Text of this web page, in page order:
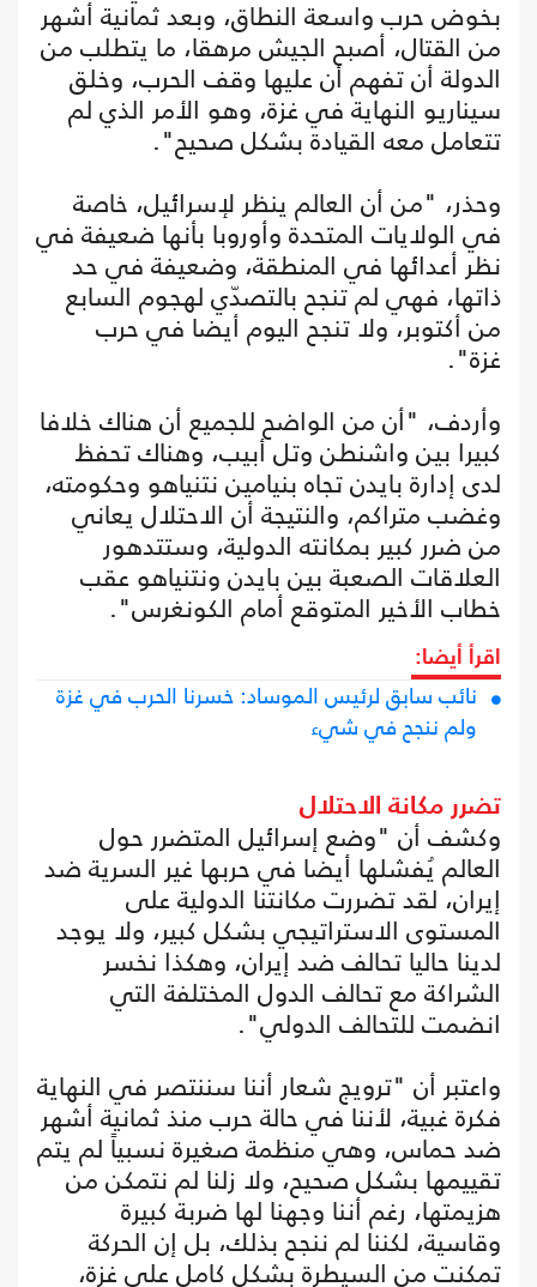
بخوض حرب واسعة النطاق، وبعد ثمانية أشهر
من القتال، أصبح الجيش مرهقا، ما يتطلب من
الدولة أن تفهم أن عليها وقف الحرب، وخلق
سيناريو النهاية في غزة، وهو الأمر الذي لم
تتعامل معه القيادة بشكل صحيح".
وحذر، "من أن العالم ينظر لإسرائيل، خاصة
في الولايات المتحدة وأوروبا بأنها ضعيفة في
نظر أعدائها في المنطقة، وضعيفة في حد
ذاتها، فهي لم تنجح بالتصدّي لهجوم السابع
من أكتوبر، ولا تنجح اليوم أيضا في حرب
غزة".
وأردف، "أن من الواضح للجميع أن هناك خلافا
كبيرا بين واشنطن وتل أبيب، وهناك تحفظ
لدى إدارة بايدن تجاه بنيامين نتنياهو وحكومته،
وغضب متراكم، والنتيجة أن الاحتلال يعاني
من ضرر كبير بمكانته الدولية، وستتدهور
العلاقات الصعبة بين بايدن ونتنياهو عقب
خطاب الأخير المتوقع أمام الكونغرس".
اقرأ أيضا:
نائب سابق لرئيس الموساد: خسرنا الحرب في غزة
ولم ننجح في شيء
تضرر مكانة الاحتلال
وكشف أن "وضع إسرائيل المتضرر حول
العالم يُفشلها أيضا في حربها غير السرية ضد
إيران، لقد تضررت مكانتنا الدولية على
المستوى الاستراتيجي بشكل كبير، ولا يوجد
لدينا حاليا تحالف ضد إيران، وهكذا نخسر
الشراكة مع تحالف الدول المختلفة التي
انضمت للتحالف الدولي".
واعتبر أن "ترويج شعار أننا سننتصر في النهاية
فكرة غبية، لأننا في حالة حرب منذ ثمانية أشهر
ضد حماس، وهي منظمة صغيرة نسبياً لم يتم
تقييمها بشكل صحيح، ولا زلنا لم نتمكن من
هزيمتها، رغم أننا وجهنا لها ضربة كبيرة
وقاسية، لكننا لم ننجح بذلك، بل إن الحركة
تمكنت من السيطرة بشكل كامل على غزة،